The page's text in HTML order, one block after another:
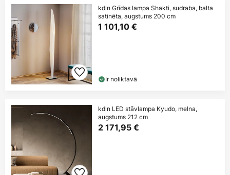
kdln Grīdas lampa Shakti, sudraba, balta
satinēta, augstums 200 cm
1 101,10 €
Ir noliktavā
kdln LED stāvlampa Kyudo, melna,
augstums 212 cm
2 171,95 €